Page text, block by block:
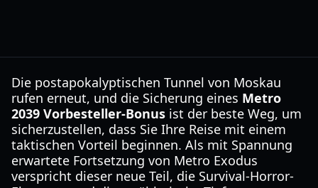
Die postapokalyptischen Tunnel von Moskau
rufen erneut, und die Sicherung eines Metro
2039 Vorbesteller-Bonus ist der beste Weg, um
sicherzustellen, dass Sie Ihre Reise mit einem
taktischen Vorteil beginnen. Als mit Spannung
erwartete Fortsetzung von Metro Exodus
verspricht dieser neue Teil, die Survival-Horror-